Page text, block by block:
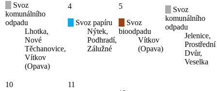
Svoz
komunálního
odpadu
Lhotka,
Nové
Těchanovice,
Vítkov
(Opava)
4
Svoz papíru
Nýtek,
Podhradí,
Zálužné
5
Svoz
bioodpadu
Vítkov
(Opava)
Svoz
komunálního
odpadu
Jelenice,
Prostřední
Dvůr,
Veselka
10
11